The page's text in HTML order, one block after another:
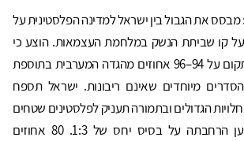
קלינטון (2000): מבסס את הגבול בין ישראל למדינה הפלסטינית על
ביוני 1967, או על קו שביתת הנשק במלחמת העצמאות. הוצע כי
המדינה הפלסטינית תקום על 94–96 אחוזים מהגדה המערבית בתוספת
בהסדרים מיוחדים שאינם ריבונות. ישראל תספח
הגדולים ובתמורה תעניק לפלסטינים שטחים
בקרבת הרצועה, למען הרחבתה על בסיס יחס של 1:3. 80 אחוזים